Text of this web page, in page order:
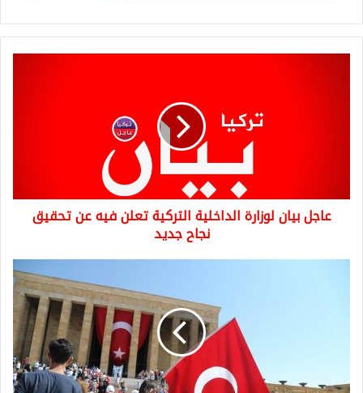
تحقيق
عاجل بيان لوزارة الداخلية التركية تعلن فيه عن تحقيق
نجاح جديد
تركيا؟!